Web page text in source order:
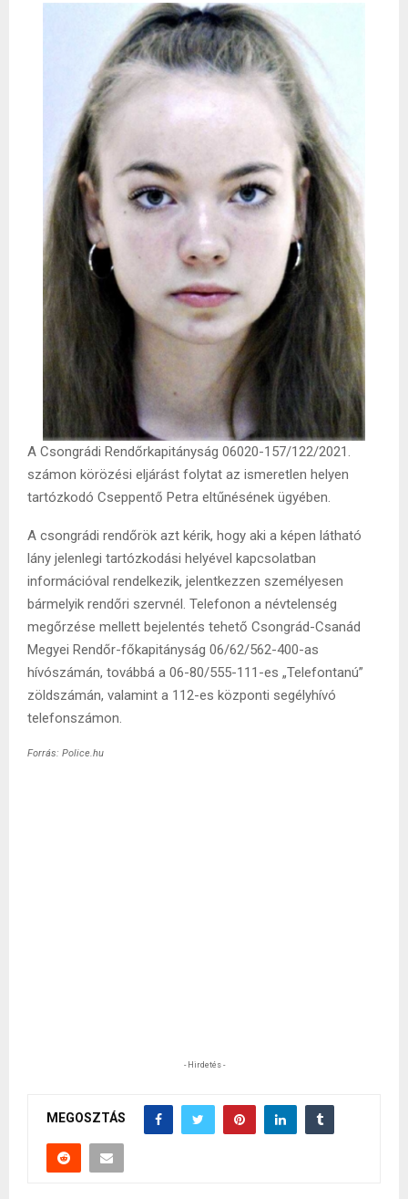
A Csongrádi Rendőrkapitányság 06020-157/122/2021.
számon körözési eljárást folytat az ismeretlen helyen
tartózkodó Cseppentő Petra eltűnésének ügyében.
A csongrádi rendőrök azt kérik, hogy aki a képen látható
lány jelenlegi tartózkodási helyével kapcsolatban
információval rendelkezik, jelentkezzen személyesen
bármelyik rendőri szervnél. Telefonon a névtelenség
megőrzése mellett bejelentés tehető Csongrád-Csanád
Megyei Rendőr-főkapitányság 06/62/562-400-as
hívószámán, továbbá a 06-80/555-111-es „Telefontanú”
zöldszámán, valamint a 112-es központi segélyhívó
telefonszámon.
Forrás: Police.hu
- Hirdetés -
MEGOSZTÁS